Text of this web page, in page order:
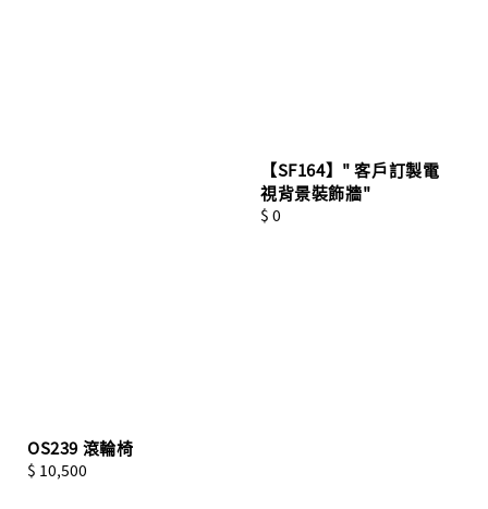
OS239 滾輪椅
Regular
$ 10,500
【SF164】" 客戶訂製電
視背景裝飾牆"
Regular
$ 0